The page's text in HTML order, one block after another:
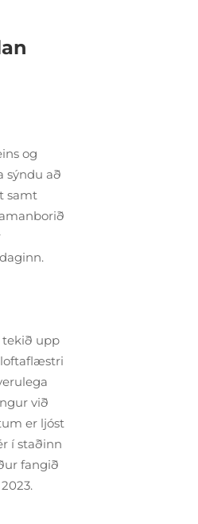
og
sýndu að
samt
tekið upp
loftaflæstri
við
er ljóst
í staðinn
fangið